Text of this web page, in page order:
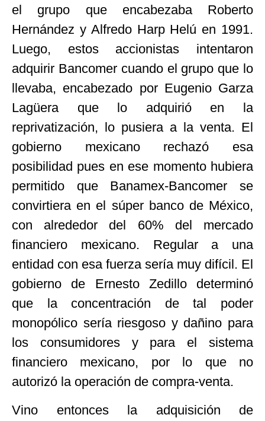
el grupo que encabezaba Roberto
Hernández y Alfredo Harp Helú en 1991.
Luego, estos accionistas intentaron
adquirir Bancomer cuando el grupo que lo
llevaba, encabezado por Eugenio Garza
Lagüera que lo adquirió en la
reprivatización, lo pusiera a la venta. El
gobierno mexicano rechazó esa
posibilidad pues en ese momento hubiera
permitido que Banamex-Bancomer se
convirtiera en el súper banco de México,
con alrededor del 60% del mercado
financiero mexicano. Regular a una
entidad con esa fuerza sería muy difícil. El
gobierno de Ernesto Zedillo determinó
que la concentración de tal poder
monopólico sería riesgoso y dañino para
los consumidores y para el sistema
financiero mexicano, por lo que no
autorizó la operación de compra-venta.
Vino entonces la adquisición de